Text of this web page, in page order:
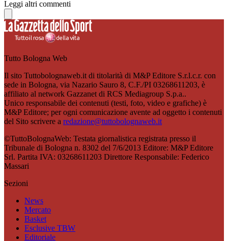
Leggi altri commenti
Tutto Bologna Web
Il sito Tuttobolognaweb.it di titolarità di M&P Editore S.r.l.c.r. con
sede in Bologna, via Nazario Sauro 8, C.F./PI 03268611203, è
affiliato al network Gazzanet di RCS Mediagroup S.p.a..
Unico responsabile dei contenuti (testi, foto, video e grafiche) è
M&P Editore; per ogni comunicazione avente ad oggetto i contenuti
del Sito scrivere a redazione@tuttobolognaweb.it
©TuttoBolognaWeb: Testata giornalistica registrata presso il
Tribunale di Bologna n. 8302 del 7/6/2013 Editore: M&P Editore
Srl. Partita IVA: 03268611203 Direttore Responsabile: Federico
Massari
Sezioni
News
Mercato
Basket
Esclusive TBW
Editoriale